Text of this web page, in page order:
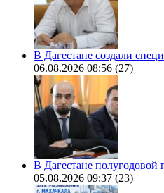
В Дагестане создали
06.08.2026 08:56 (27)
В Дагестане
05.08.2026 09:37 (23)